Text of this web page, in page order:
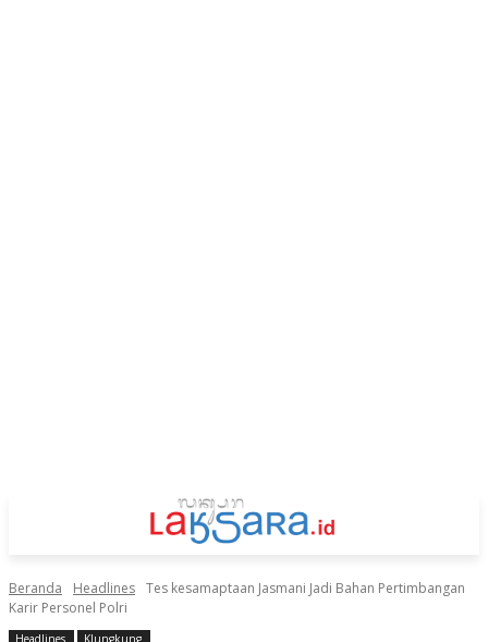
Beranda Headlines Tes kesamaptaan Jasmani Jadi Bahan Pertimbangan
Karir Personel Polri
Headlines Klungkung